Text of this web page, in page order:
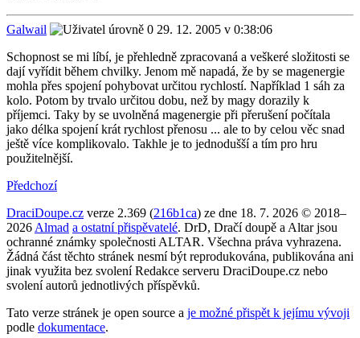
Galwail
29. 12. 2005 v 0:38:06
Schopnost se mi líbí, je přehledně zpracovaná a veškeré složitosti se
dají vyřídit během chvilky. Jenom mě napadá, že by se magenergie
mohla přes spojení pohybovat určitou rychlostí. Například 1 sáh za
kolo. Potom by trvalo určitou dobu, než by magy dorazily k
příjemci. Taky by se uvolněná magenergie při přerušení počítala
jako délka spojení krát rychlost přenosu ... ale to by celou věc snad
ještě více komplikovalo. Takhle je to jednodušší a tím pro hru
použitelnější.
Předchozí
DraciDoupe.cz verze 2.369 (216b1ca) ze dne 18. 7. 2026 © 2018–
2026 Almad a ostatní přispěvatelé. DrD, Dračí doupě a Altar jsou
ochranné známky společnosti ALTAR. Všechna práva vyhrazena.
Žádná část těchto stránek nesmí být reprodukována, publikována ani
jinak využita bez svolení Redakce serveru DraciDoupe.cz nebo
svolení autorů jednotlivých příspěvků.
Tato verze stránek je open source a je možné přispět k jejímu vývoji
podle dokumentace.